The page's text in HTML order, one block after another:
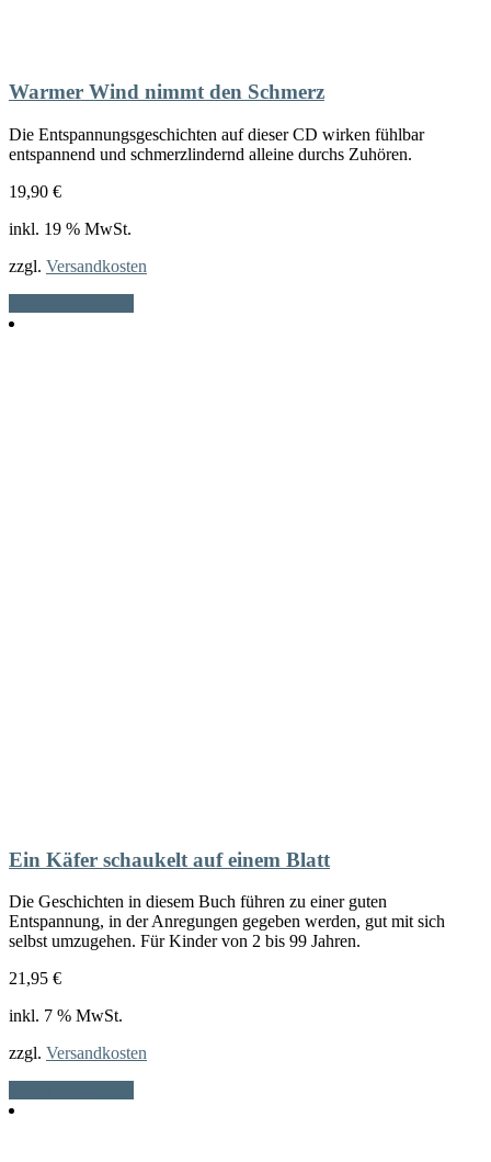
Warmer Wind nimmt den Schmerz
Die Entspannungsgeschichten auf dieser CD wirken fühlbar
entspannend und schmerzlindernd alleine durchs Zuhören.
19,90 €
inkl. 19 % MwSt.
zzgl. Versandkosten
Ein Käfer schaukelt auf einem Blatt
Die Geschichten in diesem Buch führen zu einer guten
Entspannung, in der Anregungen gegeben werden, gut mit sich
selbst umzugehen. Für Kinder von 2 bis 99 Jahren.
21,95 €
inkl. 7 % MwSt.
zzgl. Versandkosten